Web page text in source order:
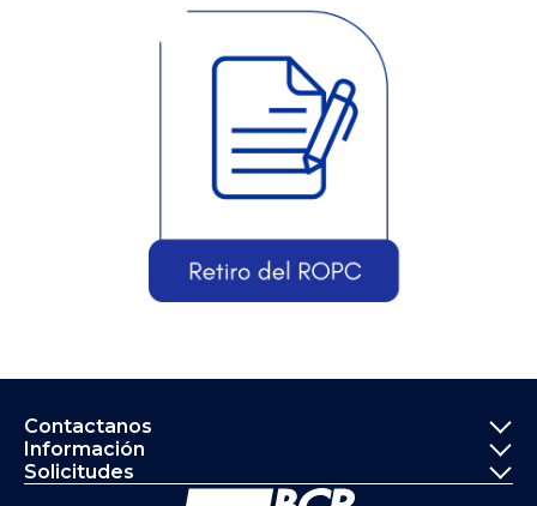
Contactanos
Información
Solicitudes
Ir a la página principal del Banco de